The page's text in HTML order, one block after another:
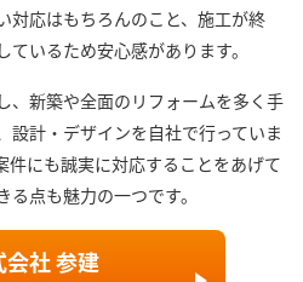
対応はもちろんのこと、施工が終
いるため安心感があります。
、新築や全面のリフォームを多く手
設計・デザインを自社で行っていま
件にも誠実に対応することをあげて
点も魅力の一つです。
会社 参建